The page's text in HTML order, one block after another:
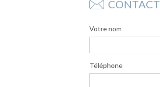
CONTACT
Votre nom
Téléphone